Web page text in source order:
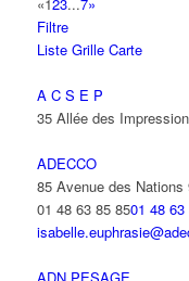
ANIXTER FRANCE
22 Avenue des Nations
ANTAYA FREDERIC
15 Avenue des
ANTENPLUS
68 Avenue Diderot
ANTOFREDO
Filtre
Liste Grille Carte
A C S E P
35 Allée des
ADECCO
85 Avenue des
01 48 63 85 8501 48 63